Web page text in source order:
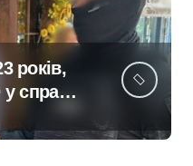
років,
справі